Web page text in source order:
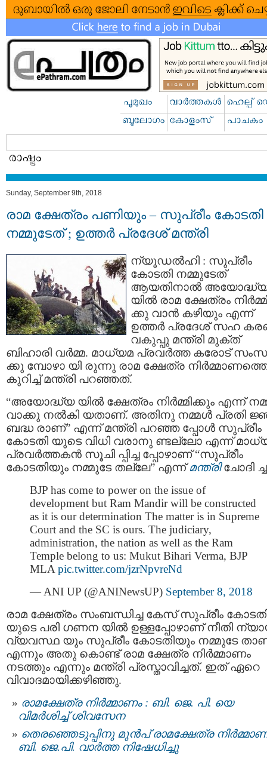
Sunday, September 9th, 2018
രാമ ക്ഷേത്രം പണിയും – സുപ്രീം കോടതി
നമ്മുടേത് ; ഉത്തര്‍ പ്രദേശ് മന്ത്രി
ന്യൂഡൽഹി : സുപ്രീം
കോടതി നമ്മുടേത്
ആയതിനാൽ
യിൽ രാമ ക്ഷേത്രം
ക്കു വാന്‍ കഴിയും എന്ന്
ഉത്തര്‍ പ്രദേശ് സഹ
വകുപ്പു മന്ത്രി മുക്ത്
ബിഹാരി വർമ്മ. മാധ്യമ പ്രവർത്ത കരോട്
ക്കു മ്പോഴാ യി രുന്നു രാമ ക്ഷേത്ര
കുറിച്ച് മന്ത്രി പറഞ്ഞത്.
“അയോദ്ധ്യ യിൽ ക്ഷേത്രം നിർമ്മിക്കും എന്ന്
വാക്കു നൽകി യതാണ്. അതിനു നമ്മൾ പ്രതി
ബദ്ധ രാണ്” എന്ന് മന്ത്രി പറഞ്ഞ പ്പോൾ സുപ്രീം
കോടതി യുടെ വിധി വരാനു ണ്ടല്ലോ എന്ന്
പ്രവര്‍ത്തകന്‍ സൂചി പ്പിച്ച പ്പോഴാണ് “സുപ്രീം
കോടതിയും നമ്മുടേ തല്ലേ” എന്ന്മന്ത്രി ചോദി
BJP has come to power on the issue of
development but Ram Mandir will be constructed
as it is our determination The matter is in Supreme
Court and the SC is ours. The judiciary,
administration, the nation as well as the Ram
Temple belong to us: Mukut Bihari Verma, BJP
MLA pic.twitter.com/jzrNpvreNd
— ANI UP (@ANINewsUP) September 8, 2018
രാമ ക്ഷേത്രം സംബന്ധിച്ച കേസ് സുപ്രീം
യുടെ പരി ഗണന യിൽ ഉള്ളപ്പോഴാണ് നീതി
വ്യവസ്ഥ യും സുപ്രീം കോടതിയും നമ്മുടേ
എന്നും അതു കൊണ്ട് രാമ ക്ഷേത്ര നിർമ്മാണം
നടത്തും എന്നും മന്ത്രി പ്രസ്താവിച്ചത്. ഇത് ഏറെ
വിവാദമായിക്കഴിഞ്ഞു.
രാമക്ഷേത്ര നിർമ്മാണം : ബി. ജെ. പി. യെ
വിമര്‍ശിച്ച് ശിവസേന
തെരഞ്ഞെടുപ്പിനു മുൻപ് രാമക്ഷേത്ര
ബി. ജെ.പി. വാർത്ത നിഷേധിച്ചു